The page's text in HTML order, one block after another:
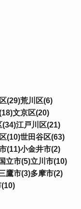
(29)荒川区(6)
文京区(20)
(34)江戸川区(21)
(10)世田谷区(63)
(11)小金井市(2)
立市(5)立川市(10)
鷹市(3)多摩市(2)